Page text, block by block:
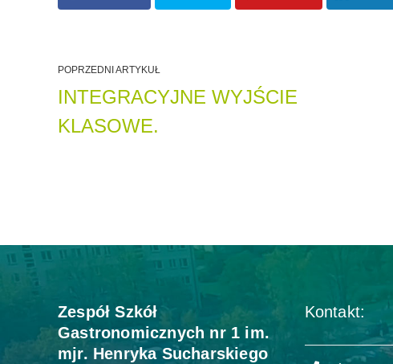
POPRZEDNI ARTYKUŁ
INTEGRACYJNE WYJŚCIE
KLASOWE.
Zespół Szkół
Gastronomicznych nr 1 im.
mjr. Henryka Sucharskiego
Kontakt: